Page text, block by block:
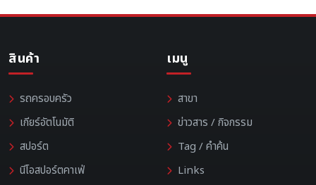
สินค้า
รถครอบครัว
เกียร์อัตโนมัติ
สปอร์ต
นีโอสปอร์ตคาเฟ่
เมนู
สาขา
ข่าวสาร / กิจกรรม
Tag / คำค้น
Links